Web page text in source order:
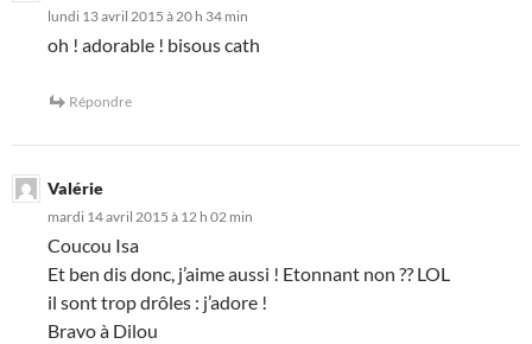
lundi 13 avril 2015 à 20 h 34 min
oh ! adorable ! bisous cath
Répondre
Valérie
mardi 14 avril 2015 à 12 h 02 min
Coucou Isa
Et ben dis donc, j’aime aussi ! Etonnant non ?? LOL
il sont trop drôles : j’adore !
Bravo à Dilou